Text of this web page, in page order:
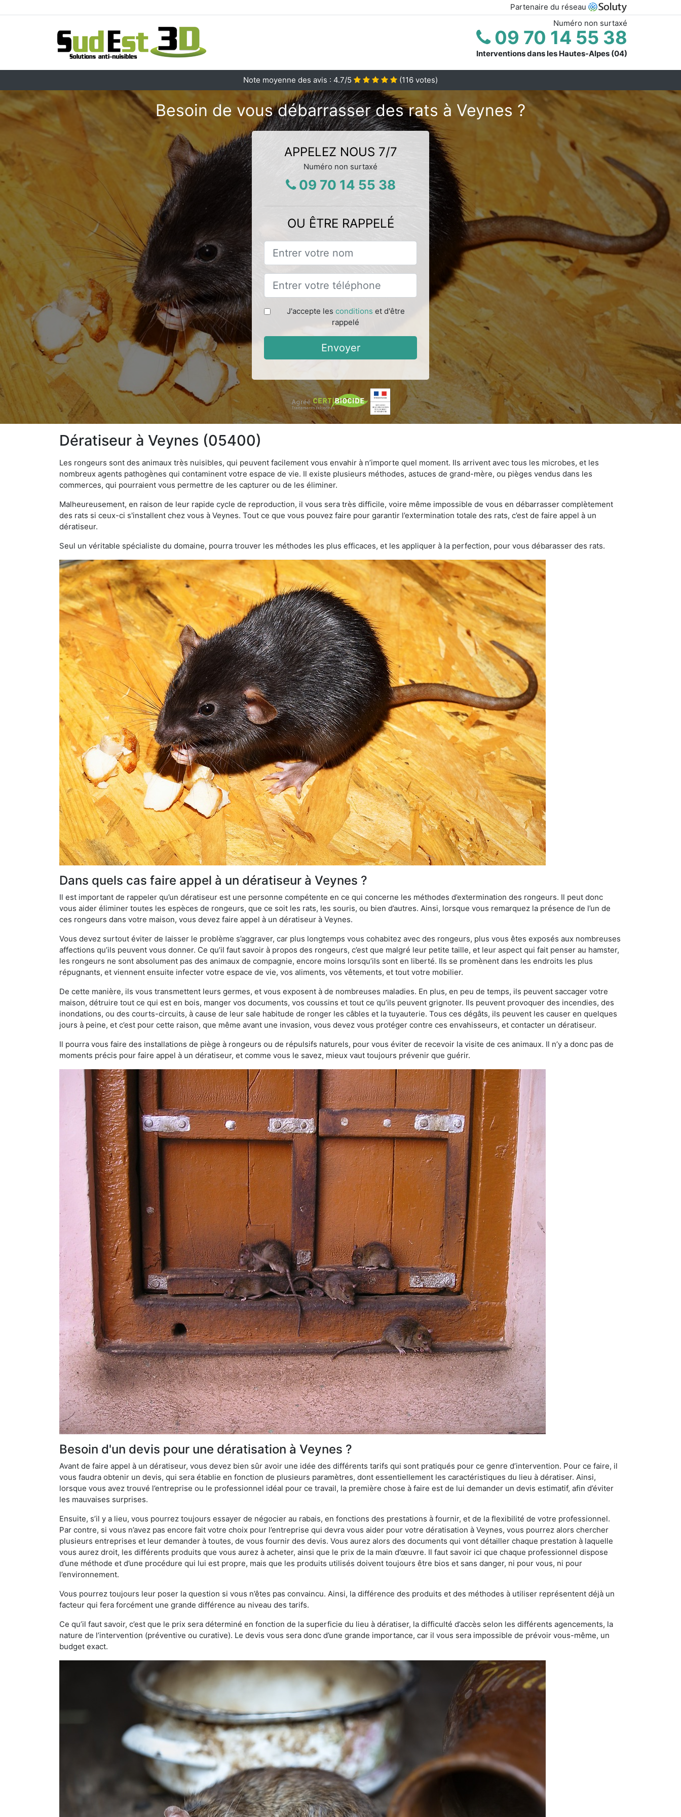
Partenaire du réseau
Numéro non surtaxé
09 70 14 55 38
Interventions dans les Hautes-Alpes (04)
Note moyenne des avis : 4.7/5 (116 votes)
Besoin de vous débarrasser des rats à Veynes ?
APPELEZ NOUS 7/7
Numéro non surtaxé
09 70 14 55 38
OU ÊTRE RAPPELÉ
J'accepte les conditions et d'être
rappelé
Envoyer
Dératiseur à Veynes (05400)
Les rongeurs sont des animaux très nuisibles, qui peuvent facilement vous envahir à n’importe quel moment. Ils arrivent avec tous les microbes, et les
nombreux agents pathogènes qui contaminent votre espace de vie. Il existe plusieurs méthodes, astuces de grand-mère, ou pièges vendus dans les
commerces, qui pourraient vous permettre de les capturer ou de les éliminer.
Malheureusement, en raison de leur rapide cycle de reproduction, il vous sera très difficile, voire même impossible de vous en débarrasser complètement
des rats si ceux-ci s'installent chez vous à Veynes. Tout ce que vous pouvez faire pour garantir l’extermination totale des rats, c’est de faire appel à un
dératiseur.
Seul un véritable spécialiste du domaine, pourra trouver les méthodes les plus efficaces, et les appliquer à la perfection, pour vous débarasser des rats.
Dans quels cas faire appel à un dératiseur à Veynes ?
Il est important de rappeler qu’un dératiseur est une personne compétente en ce qui concerne les méthodes d’extermination des rongeurs. Il peut donc
vous aider éliminer toutes les espèces de rongeurs, que ce soit les rats, les souris, ou bien d’autres. Ainsi, lorsque vous remarquez la présence de l’un de
ces rongeurs dans votre maison, vous devez faire appel à un dératiseur à Veynes.
Vous devez surtout éviter de laisser le problème s’aggraver, car plus longtemps vous cohabitez avec des rongeurs, plus vous êtes exposés aux nombreuses
affections qu’ils peuvent vous donner. Ce qu’il faut savoir à propos des rongeurs, c’est que malgré leur petite taille, et leur aspect qui fait penser au hamster,
les rongeurs ne sont absolument pas des animaux de compagnie, encore moins lorsqu’ils sont en liberté. Ils se promènent dans les endroits les plus
répugnants, et viennent ensuite infecter votre espace de vie, vos aliments, vos vêtements, et tout votre mobilier.
De cette manière, ils vous transmettent leurs germes, et vous exposent à de nombreuses maladies. En plus, en peu de temps, ils peuvent saccager votre
maison, détruire tout ce qui est en bois, manger vos documents, vos coussins et tout ce qu’ils peuvent grignoter. Ils peuvent provoquer des incendies, des
inondations, ou des courts-circuits, à cause de leur sale habitude de ronger les câbles et la tuyauterie. Tous ces dégâts, ils peuvent les causer en quelques
jours à peine, et c’est pour cette raison, que même avant une invasion, vous devez vous protéger contre ces envahisseurs, et contacter un dératiseur.
Il pourra vous faire des installations de piège à rongeurs ou de répulsifs naturels, pour vous éviter de recevoir la visite de ces animaux. Il n’y a donc pas de
moments précis pour faire appel à un dératiseur, et comme vous le savez, mieux vaut toujours prévenir que guérir.
Besoin d'un devis pour une dératisation à Veynes ?
Avant de faire appel à un dératiseur, vous devez bien sûr avoir une idée des différents tarifs qui sont pratiqués pour ce genre d’intervention. Pour ce faire, il
vous faudra obtenir un devis, qui sera établie en fonction de plusieurs paramètres, dont essentiellement les caractéristiques du lieu à dératiser. Ainsi,
lorsque vous avez trouvé l’entreprise ou le professionnel idéal pour ce travail, la première chose à faire est de lui demander un devis estimatif, afin d’éviter
les mauvaises surprises.
Ensuite, s’il y a lieu, vous pourrez toujours essayer de négocier au rabais, en fonctions des prestations à fournir, et de la flexibilité de votre professionnel.
Par contre, si vous n’avez pas encore fait votre choix pour l’entreprise qui devra vous aider pour votre dératisation à Veynes, vous pourrez alors chercher
plusieurs entreprises et leur demander à toutes, de vous fournir des devis. Vous aurez alors des documents qui vont détailler chaque prestation à laquelle
vous aurez droit, les différents produits que vous aurez à acheter, ainsi que le prix de la main d’œuvre. Il faut savoir ici que chaque professionnel dispose
d’une méthode et d’une procédure qui lui est propre, mais que les produits utilisés doivent toujours être bios et sans danger, ni pour vous, ni pour
l’environnement.
Vous pourrez toujours leur poser la question si vous n’êtes pas convaincu. Ainsi, la différence des produits et des méthodes à utiliser représentent déjà un
facteur qui fera forcément une grande différence au niveau des tarifs.
Ce qu’il faut savoir, c’est que le prix sera déterminé en fonction de la superficie du lieu à dératiser, la difficulté d’accès selon les différents agencements, la
nature de l’intervention (préventive ou curative). Le devis vous sera donc d’une grande importance, car il vous sera impossible de prévoir vous-même, un
budget exact.